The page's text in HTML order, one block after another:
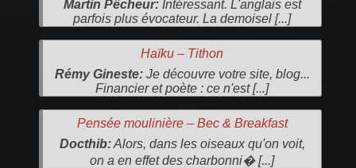
Martin Pêcheur:Intéressant. L'anglais est
parfois plus évocateur. La demoisel [...]
Haïku – Tithon
Rémy Gineste:Je découvre votre site, blog...
Financier et poète : ce n'est [...]
Pensée moulinière – Bec & Breakfast
Docthib:Alors, dans les oiseaux qu'on voit,
on a en effet des charbonni� [...]